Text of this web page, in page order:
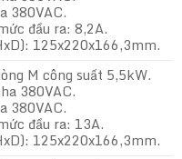
380VAC.
đầu ra: 8,2A.
125x220x166,3mm.
M công suất 5,5kW.
380VAC.
380VAC.
đầu ra: 13A.
125x220x166,3mm.